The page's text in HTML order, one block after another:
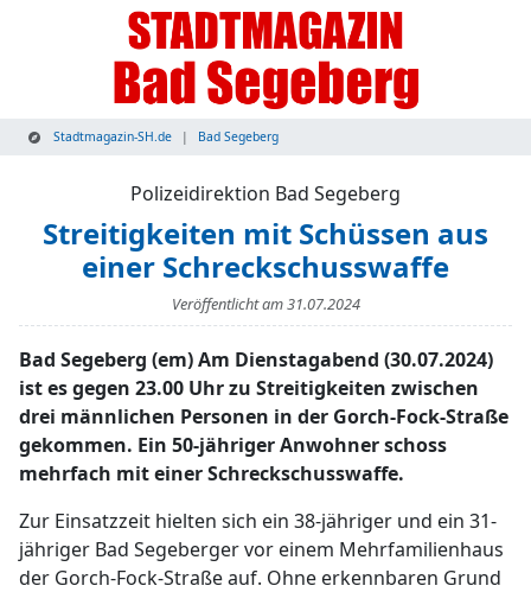
Stadtmagazin-SH.de Bad Segeberg
Polizeidirektion Bad Segeberg
Streitigkeiten mit Schüssen aus
einer Schreckschusswaffe
Veröffentlicht am31.07.2024
Bad Segeberg (em) Am Dienstagabend (30.07.2024)
ist es gegen 23.00 Uhr zu Streitigkeiten zwischen
drei männlichen Personen in der Gorch-Fock-Straße
gekommen. Ein 50-jähriger Anwohner schoss
mehrfach mit einer Schreckschusswaffe.
Zur Einsatzzeit hielten sich ein 38-jähriger und ein 31-
jähriger Bad Segeberger vor einem Mehrfamilienhaus
der Gorch-Fock-Straße auf. Ohne erkennbaren Grund